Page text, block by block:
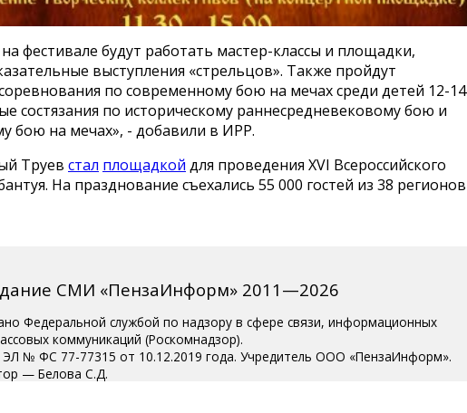
фестивале будут работать мастер-классы и площадки,
выступления «стрельцов». Также пройдут
по современному бою на мечах среди детей 12-14
состязания по историческому раннесредневековому бою и
бою на мечах», - добавили в ИРР.
Труев стал площадкой для проведения ХVI Всероссийского
На празднование съехались 55 000 гостей из 38 регионов
СМИ «ПензаИнформ» 2011—2026
Федеральной службой по надзору в сфере связи, информационных
коммуникаций (Роскомнадзор).
ЭЛ № ФС 77-77315 от 10.12.2019 года. Учредитель ООО «ПензаИнформ».
— Белова С.Д.